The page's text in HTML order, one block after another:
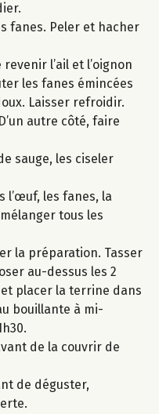
fanes. Peler et hacher
l’ail et l’oignon
les fanes émincées
Laisser refroidir.
autre côté, faire
sauge, les ciseler
l’œuf, les fanes, la
tous les
la préparation. Tasser
au-dessus les 2
placer la terrine dans
bouillante à mi-
de la couvrir de
de déguster,